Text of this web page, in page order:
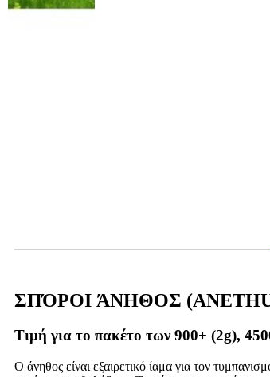
ΣΠΌΡΟΙ ΆΝΗΘΟΣ
Τιμή για το πακέτο των 900+ (2g),
Ο άνηθος είναι εξαιρετικό ίαμα για τον